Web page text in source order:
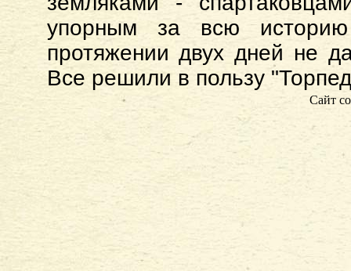
упорным за всю
протяжении двух дней не
Все решили в пользу
Сайт